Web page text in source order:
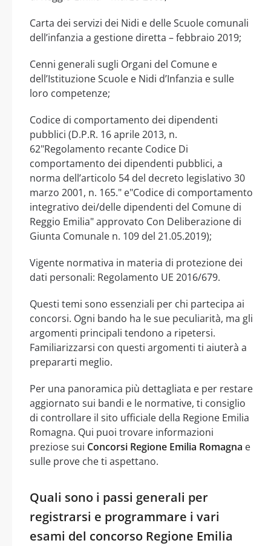
Carta dei servizi dei Nidi e delle Scuole comunali
dell’infanzia a gestione diretta – febbraio 2019;
Cenni generali sugli Organi del Comune e
dell’Istituzione Scuole e Nidi d’Infanzia e sulle
loro competenze;
Codice di comportamento dei dipendenti
pubblici (D.P.R. 16 aprile 2013, n.
62"Regolamento recante Codice Di
comportamento dei dipendenti pubblici, a
norma dell’articolo 54 del decreto legislativo 30
marzo 2001, n. 165." e"Codice di comportamento
integrativo dei/delle dipendenti del Comune di
Reggio Emilia" approvato Con Deliberazione di
Giunta Comunale n. 109 del 21.05.2019);
Vigente normativa in materia di protezione dei
dati personali: Regolamento UE 2016/679.
Questi temi sono essenziali per chi partecipa ai
concorsi. Ogni bando ha le sue peculiarità, ma gli
argomenti principali tendono a ripetersi.
Familiarizzarsi con questi argomenti ti aiuterà a
prepararti meglio.
Per una panoramica più dettagliata e per restare
aggiornato sui bandi e le normative, ti consiglio
di controllare il sito ufficiale della Regione Emilia
Romagna. Qui puoi trovare informazioni
preziose sui Concorsi Regione Emilia Romagna e
sulle prove che ti aspettano.
Quali sono i passi generali per
registrarsi e programmare i vari
esami del concorso Regione Emilia